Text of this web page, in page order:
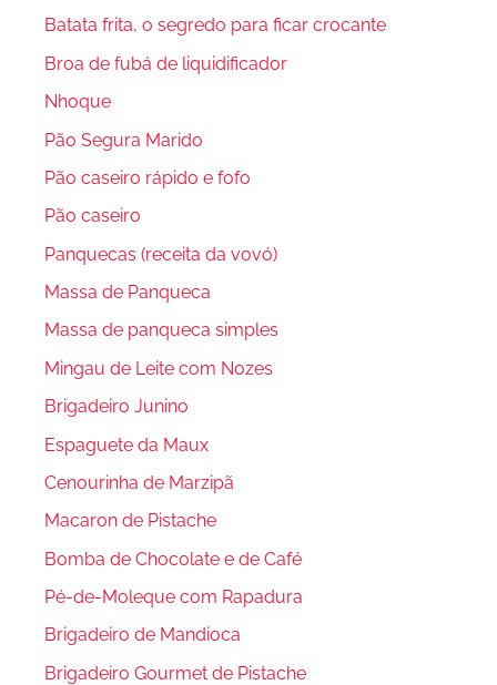
Batata frita, o segredo para ficar crocante
Broa de fubá de liquidificador
Nhoque
Pão Segura Marido
Pão caseiro rápido e fofo
Pão caseiro
Panquecas (receita da vovó)
Massa de Panqueca
Massa de panqueca simples
Mingau de Leite com Nozes
Brigadeiro Junino
Espaguete da Maux
Cenourinha de Marzipã
Macaron de Pistache
Bomba de Chocolate e de Café
Pé-de-Moleque com Rapadura
Brigadeiro de Mandioca
Brigadeiro Gourmet de Pistache